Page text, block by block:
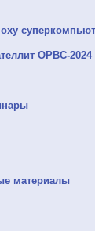
ОРВС-2024
материалы